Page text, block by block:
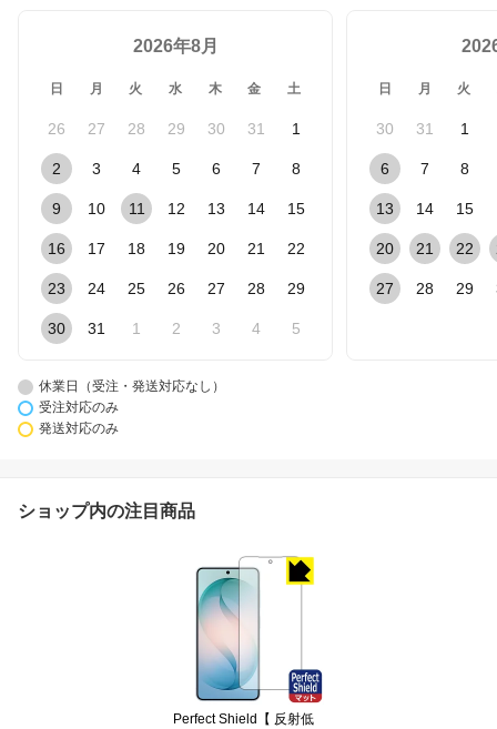
2026年8月
日 月 火 水 木 金 土
26 27 28 29 30 31 1
2 3 4 5 6 7 8
9 10 11 12 13 14 15
16 17 18 19 20 21 22
23 24 25 26 27 28 29
30 31 1 2 3 4 5
日 月 火
30 31 1
6 7 8
13 14 15
20 21 22
27 28 29
休業日（受注・発送対応なし）
受注対応のみ
発送対応のみ
ショップ内の注目商品
Perfect Shield【 反射低